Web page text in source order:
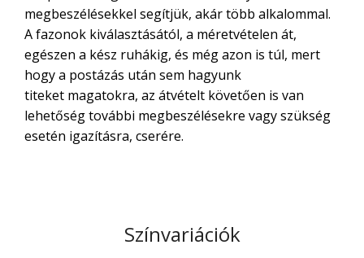
megbeszélésekkel segítjük, akár több alkalommal.
A fazonok kiválasztásától, a méretvételen át,
egészen a kész ruhákig, és még azon is túl, mert
hogy a postázás után sem hagyunk
titeket magatokra, az átvételt követően is van
lehetőség további megbeszélésekre vagy szükség
esetén igazításra, cserére.
Színvariációk